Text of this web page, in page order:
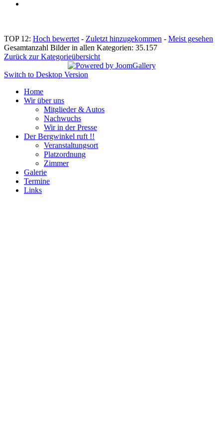
TOP 12: Hoch bewertet - Zuletzt hinzugekommen - Meist gesehen
Gesamtanzahl Bilder in allen Kategorien: 35.157
Zurück zur Kategorieübersicht
Switch to Desktop Version
Home
Wir über uns
Mitglieder & Autos
Nachwuchs
Wir in der Presse
Der Bergwinkel ruft !!
Veranstaltungsort
Platzordnung
Zimmer
Galerie
Termine
Links